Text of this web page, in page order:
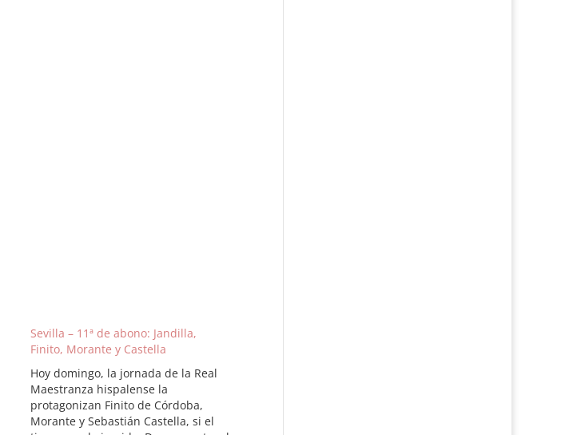
Sevilla – 11ª de abono: Jandilla,
Finito, Morante y Castella
Hoy domingo, la jornada de la Real
Maestranza hispalense la
protagonizan Finito de Córdoba,
Morante y Sebastián Castella, si el